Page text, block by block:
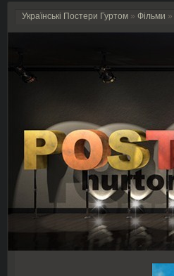
Українські Постери Гуртом » Фільми »